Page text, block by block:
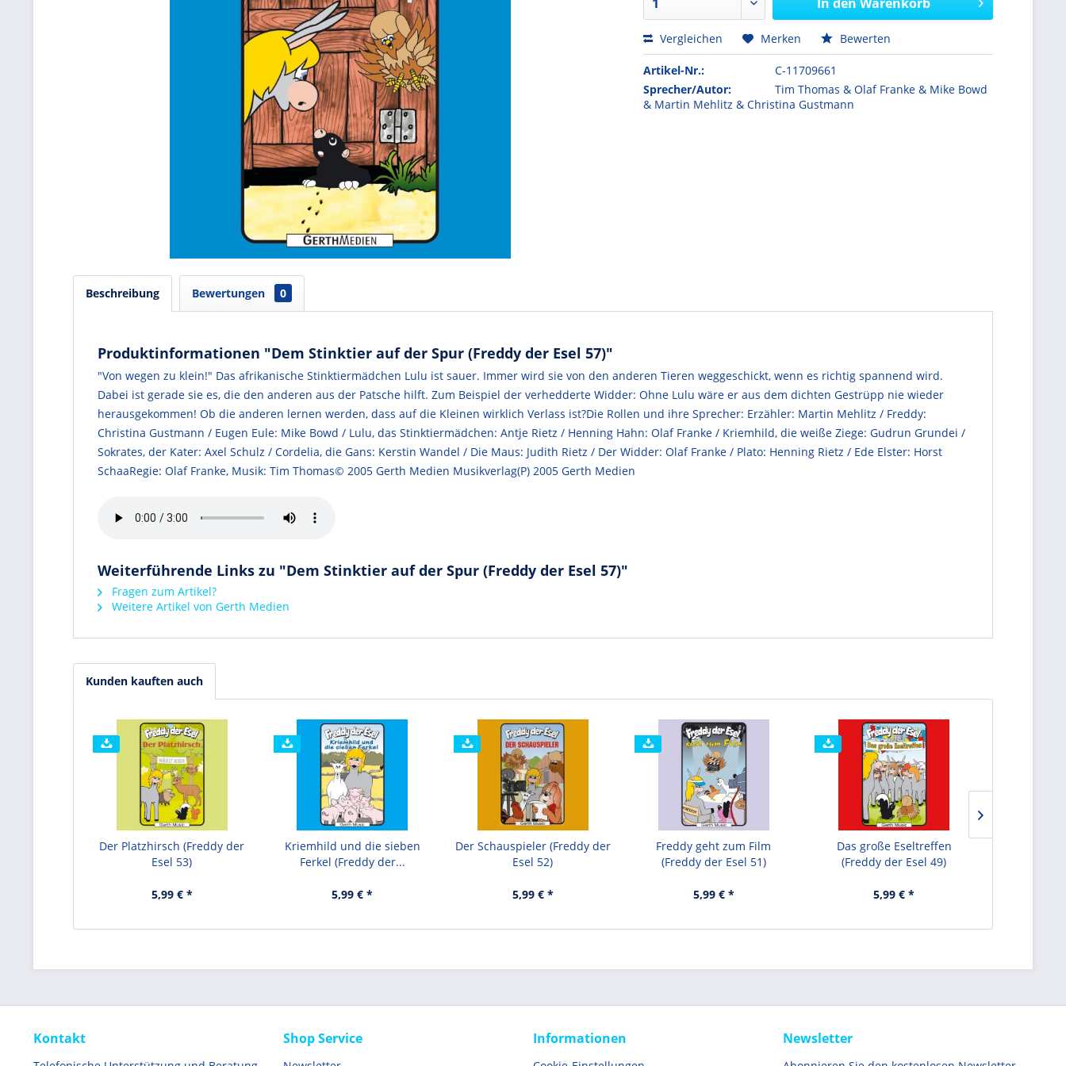
Vergleichen Merken Bewerten
Artikel-Nr.:
C-11709661
Sprecher/Autor:
Tim Thomas & Olaf Franke & Mike Bowd
& Martin Mehlitz & Christina Gustmann
Beschreibung Bewertungen 0
Produktinformationen "Dem Stinktier auf der Spur (Freddy der Esel 57)"
"Von wegen zu klein!" Das afrikanische Stinktiermädchen Lulu ist sauer. Immer wird sie von den anderen Tieren weggeschickt, wenn es richtig spannend wird.
Dabei ist gerade sie es, die den anderen aus der Patsche hilft. Zum Beispiel der verhedderte Widder: Ohne Lulu wäre er aus dem dichten Gestrüpp nie wieder
herausgekommen! Ob die anderen lernen werden, dass auf die Kleinen wirklich Verlass ist?Die Rollen und ihre Sprecher: Erzähler: Martin Mehlitz / Freddy:
Christina Gustmann / Eugen Eule: Mike Bowd / Lulu, das Stinktiermädchen: Antje Rietz / Henning Hahn: Olaf Franke / Kriemhild, die weiße Ziege: Gudrun Grundei /
Sokrates, der Kater: Axel Schulz / Cordelia, die Gans: Kerstin Wandel / Die Maus: Judith Rietz / Der Widder: Olaf Franke / Plato: Henning Rietz / Ede Elster: Horst
SchaaRegie: Olaf Franke, Musik: Tim Thomas© 2005 Gerth Medien Musikverlag(P) 2005 Gerth Medien
Weiterführende Links zu "Dem Stinktier auf der Spur (Freddy der Esel 57)"
Fragen zum Artikel?
Weitere Artikel von Gerth Medien
Kunden kauften auch
Der Platzhirsch (Freddy der
Esel 53)
5,99 € *
Kriemhild und die sieben
Ferkel (Freddy der...
5,99 € *
Der Schauspieler (Freddy der
Esel 52)
5,99 € *
Freddy geht zum Film
(Freddy der Esel 51)
5,99 € *
Das große Eseltreffen
(Freddy der Esel 49)
5,99 € *
Kontakt Shop Service Informationen Newsletter